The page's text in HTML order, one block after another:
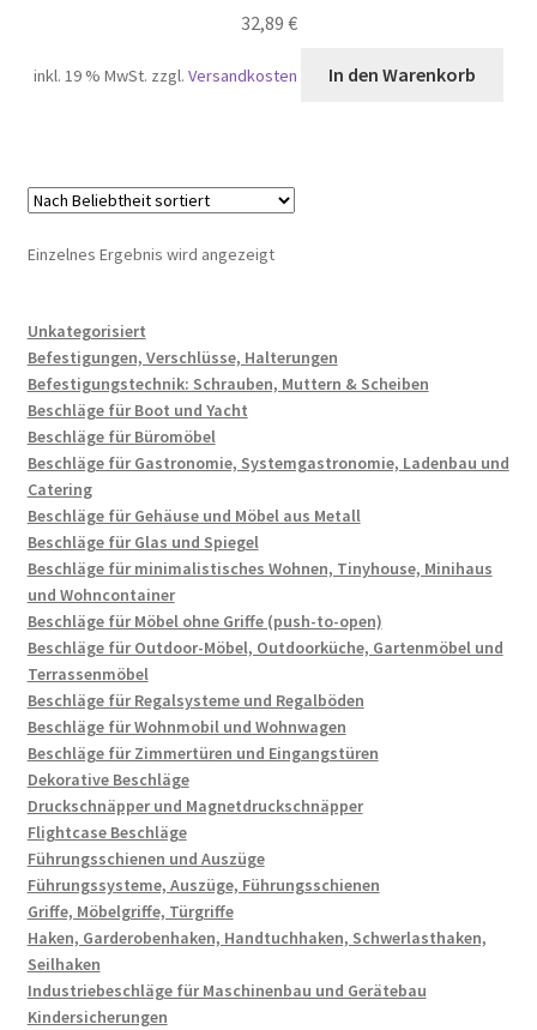
32,89 €
inkl. 19 % MwSt. zzgl.Versandkosten In den Warenkorb
Einzelnes Ergebnis wird angezeigt
Unkategorisiert
Befestigungen, Verschlüsse, Halterungen
Befestigungstechnik: Schrauben, Muttern & Scheiben
Beschläge für Boot und Yacht
Beschläge für Büromöbel
Beschläge für Gastronomie, Systemgastronomie, Ladenbau und
Catering
Beschläge für Gehäuse und Möbel aus Metall
Beschläge für Glas und Spiegel
Beschläge für minimalistisches Wohnen, Tinyhouse, Minihaus
und Wohncontainer
Beschläge für Möbel ohne Griffe (push-to-open)
Beschläge für Outdoor-Möbel, Outdoorküche, Gartenmöbel und
Terrassenmöbel
Beschläge für Regalsysteme und Regalböden
Beschläge für Wohnmobil und Wohnwagen
Beschläge für Zimmertüren und Eingangstüren
Dekorative Beschläge
Druckschnäpper und Magnetdruckschnäpper
Flightcase Beschläge
Führungsschienen und Auszüge
Führungssysteme, Auszüge, Führungsschienen
Griffe, Möbelgriffe, Türgriffe
Haken, Garderobenhaken, Handtuchhaken, Schwerlasthaken,
Seilhaken
Industriebeschläge für Maschinenbau und Gerätebau
Kindersicherungen